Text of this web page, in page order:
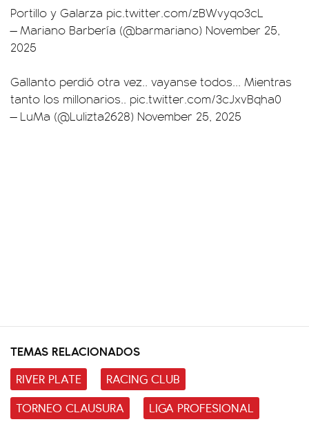
Portillo y Galarza pic.twitter.com/zBWvyqo3cL
— Mariano Barbería (@barmariano) November 25,
2025
Gallanto perdió otra vez.. vayanse todos... Mientras
tanto los millonarios.. pic.twitter.com/3cJxvBqha0
— LuMa (@Lulizta2628) November 25, 2025
TEMAS RELACIONADOS
RIVER PLATE
RACING CLUB
TORNEO CLAUSURA
LIGA PROFESIONAL